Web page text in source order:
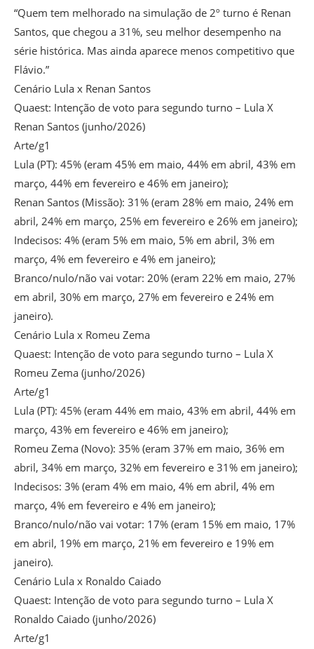
“Quem tem melhorado na simulação de 2º turno é Renan
Santos, que chegou a 31%, seu melhor desempenho na
série histórica. Mas ainda aparece menos competitivo que
Flávio.”
Cenário Lula x Renan Santos
Quaest: Intenção de voto para segundo turno – Lula X
Renan Santos (junho/2026)
Arte/g1
Lula (PT): 45% (eram 45% em maio, 44% em abril, 43% em
março, 44% em fevereiro e 46% em janeiro);
Renan Santos (Missão): 31% (eram 28% em maio, 24% em
abril, 24% em março, 25% em fevereiro e 26% em janeiro);
Indecisos: 4% (eram 5% em maio, 5% em abril, 3% em
março, 4% em fevereiro e 4% em janeiro);
Branco/nulo/não vai votar: 20% (eram 22% em maio, 27%
em abril, 30% em março, 27% em fevereiro e 24% em
janeiro).
Cenário Lula x Romeu Zema
Quaest: Intenção de voto para segundo turno – Lula X
Romeu Zema (junho/2026)
Arte/g1
Lula (PT): 45% (eram 44% em maio, 43% em abril, 44% em
março, 43% em fevereiro e 46% em janeiro);
Romeu Zema (Novo): 35% (eram 37% em maio, 36% em
abril, 34% em março, 32% em fevereiro e 31% em janeiro);
Indecisos: 3% (eram 4% em maio, 4% em abril, 4% em
março, 4% em fevereiro e 4% em janeiro);
Branco/nulo/não vai votar: 17% (eram 15% em maio, 17%
em abril, 19% em março, 21% em fevereiro e 19% em
janeiro).
Cenário Lula x Ronaldo Caiado
Quaest: Intenção de voto para segundo turno – Lula X
Ronaldo Caiado (junho/2026)
Arte/g1